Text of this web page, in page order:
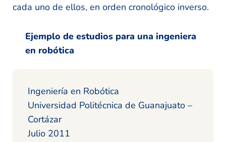
cada uno de ellos, en orden cronológico inverso.
Ejemplo de estudios para una ingeniera
en robótica
Ingeniería en Robótica
Universidad Politécnica de Guanajuato –
Cortázar
Julio 2011